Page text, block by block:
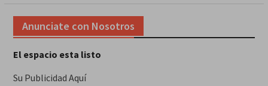
Anunciate con Nosotros
El espacio esta listo
Su Publicidad Aquí